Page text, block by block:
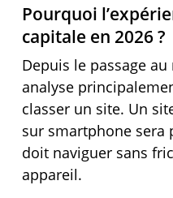
Pourquoi
capitale en 2026 ?
Depuis le passage
analyse
classer un site. Un
sur smartphone sera
doit naviguer sans
appareil.